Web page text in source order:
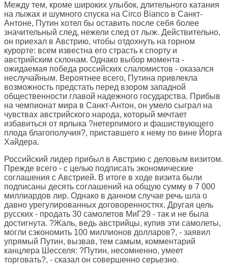
Между тем, кроме широких улыбок, длительного катания
на лыжах и шумного спуска на Circo Bianco в Санкт-
Антоне, Путин хотел бы оставить после себя более
значительный след, нежели след от лыж. Действительно,
он приехал в Австрию, чтобы отдохнуть на горном
курорте: всем известна его страсть к спорту и
австрийским склонам. Однако выбор момента -
ожидаемая победа российских слаломистов - оказался
неслучайным. Вероятнее всего, Путина привлекла
возможность предстать перед взором западной
общественности главой надежного государства. Прибыв
на чемпионат мира в Санкт-Антон, он умело сыграл на
чувствах австрийского народа, который мечтает
избавиться от ярлыка ?нетерпимого и фашиствующего
плода благополучия?, приставшего к нему по вине Йорга
Хайдера.
Российский лидер прибыл в Австрию с деловым визитом.
Прежде всего - с целью подписать экономические
соглашения с Австрией. В итоге в ходе визита были
подписаны десять соглашений на общую сумму в 7 000
миллиардов лир. Однако в данном случае речь шла о
давно урегулированных договоренностях. Другая цель
русских - продать 30 самолетов МиГ29 - так и не была
достигнута. ?Жаль, ведь австрийцы, купив эти самолеты,
могли сэкономить 100 миллионов долларов?, - заявил
упрямый Путин, вызвав, тем самым, комментарий
канцлера Шесселя: ?Путин, несомненно, умеет
торговать?, - сказал он совершенно серьезно.